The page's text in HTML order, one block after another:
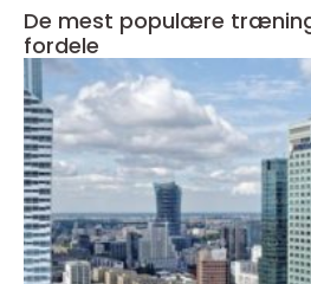
De mest populære
fordele